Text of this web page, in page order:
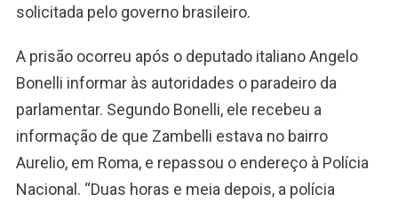
solicitada pelo governo brasileiro.
A prisão ocorreu após o deputado italiano Angelo
Bonelli informar às autoridades o paradeiro da
parlamentar. Segundo Bonelli, ele recebeu a
informação de que Zambelli estava no bairro
Aurelio, em Roma, e repassou o endereço à Polícia
Nacional. “Duas horas e meia depois, a polícia